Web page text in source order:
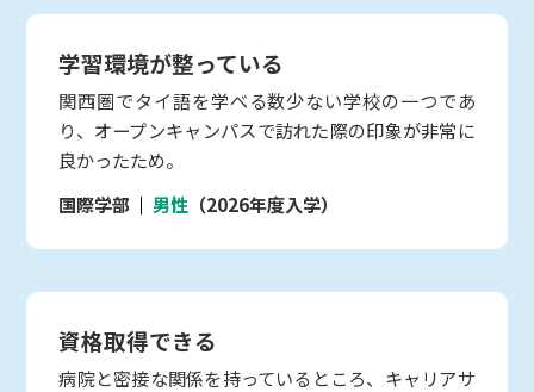
学習環境が整っている
関西圏でタイ語を学べる数少ない学校の一つであ
り、オープンキャンパスで訪れた際の印象が非常に
良かったため。
国際学部
男性 （2026年度入学）
資格取得できる
病院と密接な関係を持っているところ、キャリアサ